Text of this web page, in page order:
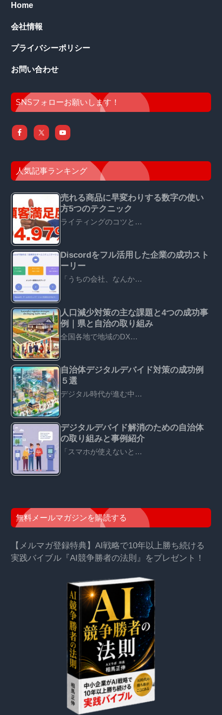
Home
会社情報
プライバシーポリシー
お問い合わせ
SNSフォローお願いします！
人気記事ランキング
売れる商品に早変わりする数字の使い
方5つのテクニック
ライティングのコツと…
Discordをフル活用した企業の成功スト
ーリー
「うちの会社、なんか…
人口減少対策の主な課題と4つの成功事
例｜県と自治の取り組み
全国各地で地域のDX…
自治体デジタルデバイド対策の成功例
５選
デジタル時代が進む中…
デジタルデバイド解消のための自治体
の取り組みと事例紹介
「スマホが使えないと…
無料メールマガジンを購読する
【メルマガ登録特典】AI戦略で10年以上勝ち続ける
実践バイブル『AI競争勝者の法則』をプレゼント！